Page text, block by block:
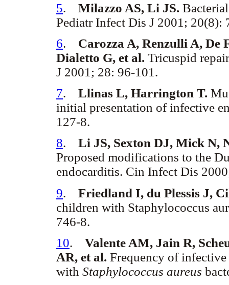
5. Milazzo AS, Li JS.
Pediatr Infect Dis J 2001; 20(8):
6. Carozza A, Renzulli A, De
Dialetto G, et al. Tricuspid
J 2001; 28: 96-101.
7. Llinas L, Harrington T.
initial presentation of infective
127-8.
8. Li JS, Sexton DJ, Mick N,
Proposed modifications to the
endocarditis. Cin Infect Dis
9. Friedland I, du Plessis J,
children with Staphylococcus
746-8.
10. Valente AM, Jain R,
AR, et al. Frequency of
with Staphylococcus aureus